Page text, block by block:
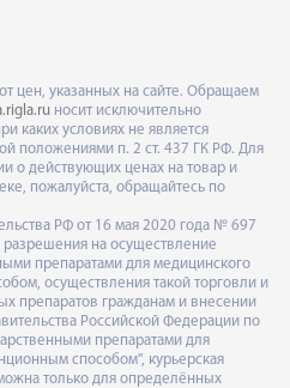
цен, указанных на сайте. Обращаем
носит исключительно
каких условиях не является
положениями п. 2 ст. 437 ГК РФ. Для
о действующих ценах на товар и
пожалуйста, обращайтесь по
РФ от 16 мая 2020 года № 697
на осуществление
препаратами для медицинского
осуществления такой торговли и
препаратов гражданам и внесении
Российской Федерации по
препаратами для
способом", курьерская
только для определённых